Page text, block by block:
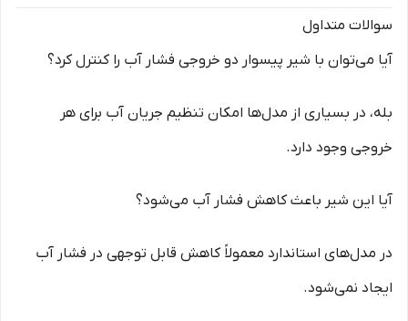
سوالات متداول
آیا می‌توان با شیر پیسوار دو خروجی فشار آب را کنترل کرد؟
بله، در بسیاری از مدل‌ها امکان تنظیم جریان آب برای هر
خروجی وجود دارد.
آیا این شیر باعث کاهش فشار آب می‌شود؟
در مدل‌های استاندارد معمولاً کاهش قابل توجهی در فشار آب
ایجاد نمی‌شود.